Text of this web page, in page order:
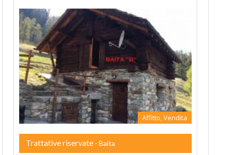
Affitto, Vendita
Trattative riservate - Baita